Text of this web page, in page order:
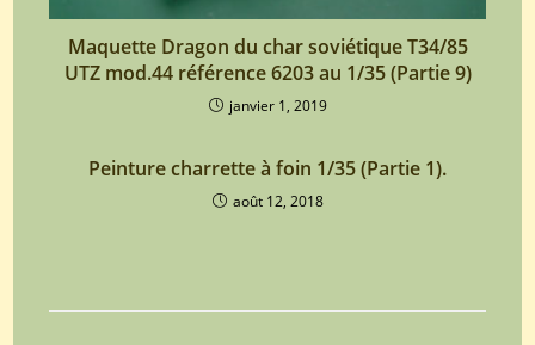
Maquette Dragon du char soviétique T34/85
UTZ mod.44 référence 6203 au 1/35 (Partie 9)
janvier 1, 2019
Peinture charrette à foin 1/35 (Partie 1).
août 12, 2018